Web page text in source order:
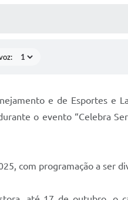
e de Esportes e
o evento “Celebra
com programação a ser